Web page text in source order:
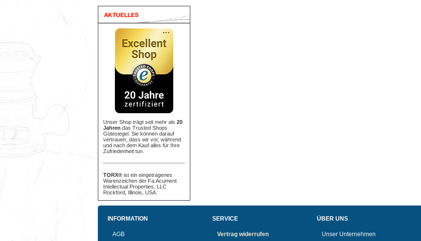
Unser Shop trägt seit mehr als 20
Jahren das Trusted Shops
Gütesiegel. Sie können darauf
vertrauen, dass wir vor, während
und nach dem Kauf alles für Ihre
Zufriedenheit tun.
TORX® ist ein eingetragenes
Warenzeichen der Fa.Acument
Intellectual Properties, LLC
Rockford, Illinois, USA.
INFORMATION
AGB
SERVICE
Vertrag widerrufen
ÜBER UNS
Unser Unternehmen